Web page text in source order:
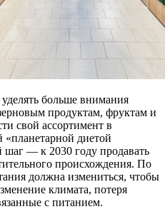
больше внимания
продуктам, фруктам и
свой ассортимент в
«планетарной диетой
шаг — к 2030 году продавать
происхождения. По
должна измениться, чтобы
климата, потеря
с питанием.